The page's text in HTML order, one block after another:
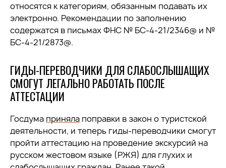
относятся к категориям, обязанным подавать их
электронно. Рекомендации по заполнению
содержатся в письмах ФНС № БС-4-21/2346@ и №
БС-4-21/2873@.
ГИДЫ-ПЕРЕВОДЧИКИ ДЛЯ СЛАБОСЛЫШАЩИХ
СМОГУТ ЛЕГАЛЬНО РАБОТАТЬ ПОСЛЕ
АТТЕСТАЦИИ
Госдума приняла поправки в закон о туристской
деятельности, и теперь гиды-переводчики смогут
пройти аттестацию на проведение экскурсий на
русском жестовом языке (РЖЯ) для глухих и